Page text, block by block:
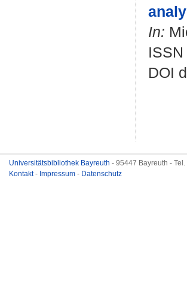
In:
DOI
Universitätsbibliothek Bayreuth - 95447 Bayreuth -
Kontakt- Impressum - Datenschutz